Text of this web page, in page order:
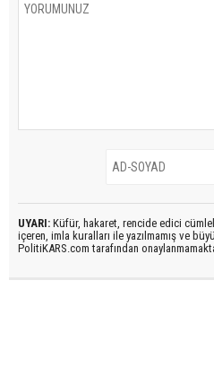
UYARI: Küfür, hakaret, rencide edici
içeren, imla kuralları ile yazılmamış ve
PolitiKARS.com tarafından